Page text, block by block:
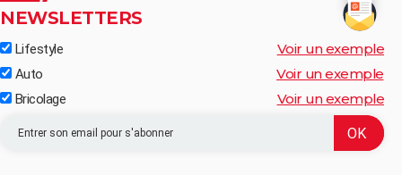
NEWSLETTERS
Lifestyle Voir un exemple
Auto Voir un exemple
Bricolage Voir un exemple